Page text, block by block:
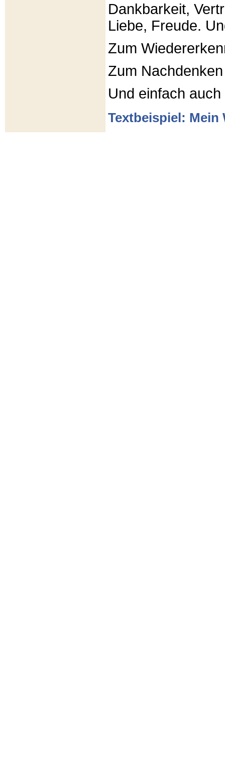
Dankbarkeit,
Liebe, Freude.
Zum
Zum Nachdenken
Und einfach
Textbeispiel: Mein